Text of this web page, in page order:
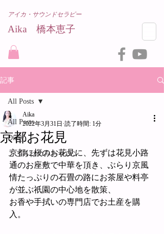
Aika 橋本恵子​
アイカ・サウンドセラピー
記事
All Posts
Diary
こころねのみちサロン
All Posts
京都お花見
Aika
2022年3月31日 読了時間: 1分
京都に桜のお花見に、先ずは花見小路
通のお座敷で中華を頂き、ぶらり京風
情たっぷりの石畳の路にお茶屋や料亭
が並ぶ祇園の中心地を散策、
お香や手拭いの専門店でお土産を購
入。